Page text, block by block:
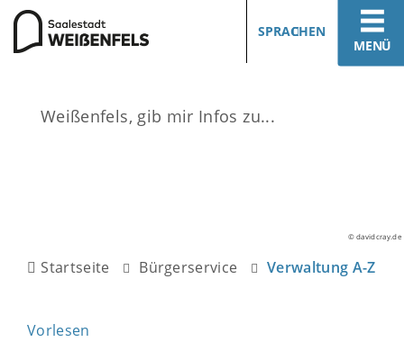
MENÜ
SPRACHEN
© davidcray.de
Startseite Bürgerservice Verwaltung A-Z
Vorlesen